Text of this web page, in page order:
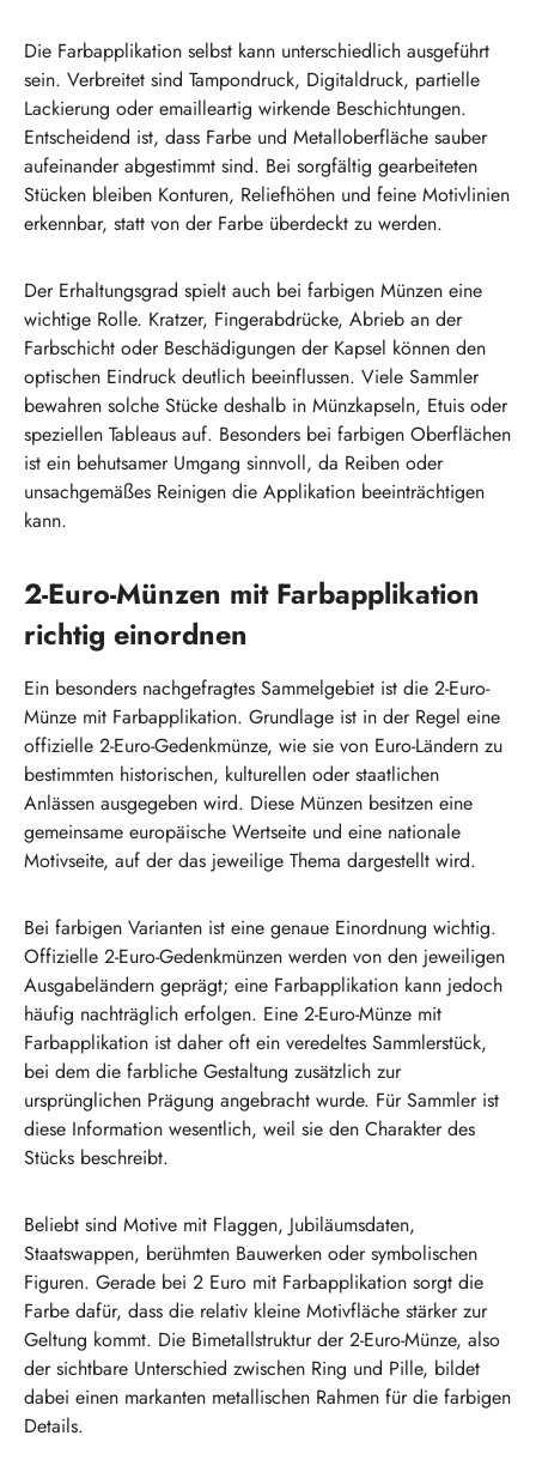
Die Farbapplikation selbst kann unterschiedlich ausgeführt
sein. Verbreitet sind Tampondruck, Digitaldruck, partielle
Lackierung oder emailleartig wirkende Beschichtungen.
Entscheidend ist, dass Farbe und Metalloberfläche sauber
aufeinander abgestimmt sind. Bei sorgfältig gearbeiteten
Stücken bleiben Konturen, Reliefhöhen und feine Motivlinien
erkennbar, statt von der Farbe überdeckt zu werden.
Der Erhaltungsgrad spielt auch bei farbigen Münzen eine
wichtige Rolle. Kratzer, Fingerabdrücke, Abrieb an der
Farbschicht oder Beschädigungen der Kapsel können den
optischen Eindruck deutlich beeinflussen. Viele Sammler
bewahren solche Stücke deshalb in Münzkapseln, Etuis oder
speziellen Tableaus auf. Besonders bei farbigen Oberflächen
ist ein behutsamer Umgang sinnvoll, da Reiben oder
unsachgemäßes Reinigen die Applikation beeinträchtigen
kann.
2-Euro-Münzen mit Farbapplikation
richtig einordnen
Ein besonders nachgefragtes Sammelgebiet ist die 2-Euro-
Münze mit Farbapplikation. Grundlage ist in der Regel eine
offizielle 2-Euro-Gedenkmünze, wie sie von Euro-Ländern zu
bestimmten historischen, kulturellen oder staatlichen
Anlässen ausgegeben wird. Diese Münzen besitzen eine
gemeinsame europäische Wertseite und eine nationale
Motivseite, auf der das jeweilige Thema dargestellt wird.
Bei farbigen Varianten ist eine genaue Einordnung wichtig.
Offizielle 2-Euro-Gedenkmünzen werden von den jeweiligen
Ausgabeländern geprägt; eine Farbapplikation kann jedoch
häufig nachträglich erfolgen. Eine 2-Euro-Münze mit
Farbapplikation ist daher oft ein veredeltes Sammlerstück,
bei dem die farbliche Gestaltung zusätzlich zur
ursprünglichen Prägung angebracht wurde. Für Sammler ist
diese Information wesentlich, weil sie den Charakter des
Stücks beschreibt.
Beliebt sind Motive mit Flaggen, Jubiläumsdaten,
Staatswappen, berühmten Bauwerken oder symbolischen
Figuren. Gerade bei 2 Euro mit Farbapplikation sorgt die
Farbe dafür, dass die relativ kleine Motivfläche stärker zur
Geltung kommt. Die Bimetallstruktur der 2-Euro-Münze, also
der sichtbare Unterschied zwischen Ring und Pille, bildet
dabei einen markanten metallischen Rahmen für die farbigen
Details.